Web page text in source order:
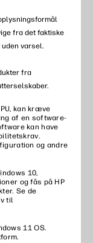
fra det faktiske
varsel.
fra
kan kræve
af en software-
kan have
og andre
10,
og fås på HP
Se de
til
11 OS.